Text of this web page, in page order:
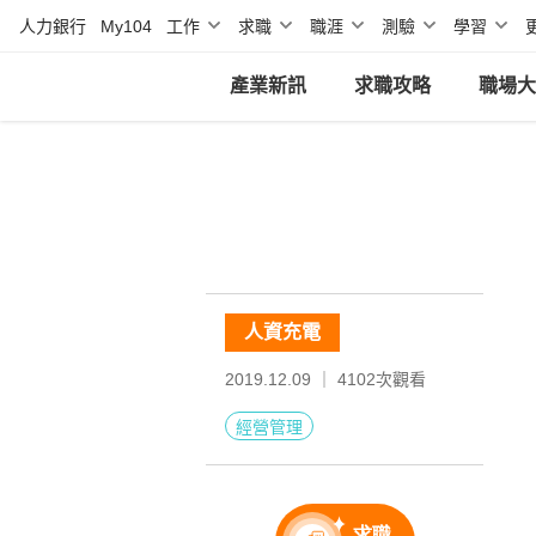
人力銀行 My104 工作 求職 職涯 測驗 學習
產業新訊 求職攻略 職場
人資充電
2019.12.09 ｜ 4102次觀看
經營管理